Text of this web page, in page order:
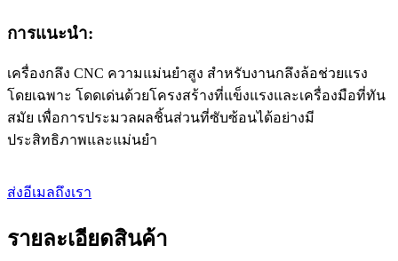
การแนะนำ:
เครื่องกลึง CNC ความแม่นยำสูง สำหรับงานกลึงล้อช่วยแรง
โดยเฉพาะ โดดเด่นด้วยโครงสร้างที่แข็งแรงและเครื่องมือที่ทัน
สมัย ​​เพื่อการประมวลผลชิ้นส่วนที่ซับซ้อนได้อย่างมี
ประสิทธิภาพและแม่นยำ
ส่งอีเมลถึงเรา
รายละเอียดสินค้า